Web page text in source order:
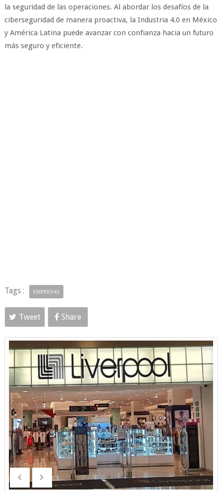
la seguridad de las operaciones. Al abordar los desafíos de la
ciberseguridad de manera proactiva, la Industria 4.0 en México
y América Latina puede avanzar con confianza hacia un futuro
más seguro y eficiente.
Tags : EMPRESAS
Tweet Share